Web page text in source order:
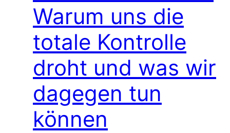
Warum uns die
totale Kontrolle
droht und was wir
dagegen tun
können